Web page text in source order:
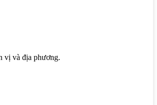
vị và địa phương.